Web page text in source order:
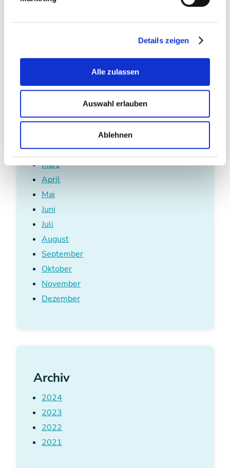
Details zeigen
Alle zulassen
Auswahl erlauben
Ablehnen
ein Überwiegen der persönlichen Beziehungen zu
den USA keinesfalls angenommen werden konnte.
Österreich unter Anrechnung der amerikanischen
Aktuelles in 2025
Februar
März
April
Mai
Juni
Juli
August
September
Oktober
November
Dezember
Archiv
2024
2023
2022
2021